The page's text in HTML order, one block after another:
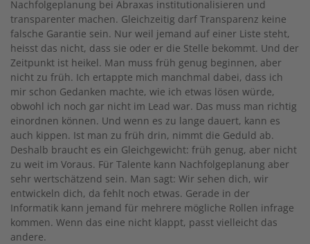
Nachfolgeplanung bei Abraxas institutionalisieren und
transparenter machen. Gleichzeitig darf Transparenz keine
falsche Garantie sein. Nur weil jemand auf einer Liste steht,
heisst das nicht, dass sie oder er die Stelle bekommt. Und der
Zeitpunkt ist heikel. Man muss früh genug beginnen, aber
nicht zu früh. Ich ertappte mich manchmal dabei, dass ich
mir schon Gedanken machte, wie ich etwas lösen würde,
obwohl ich noch gar nicht im Lead war. Das muss man richtig
einordnen können. Und wenn es zu lange dauert, kann es
auch kippen. Ist man zu früh drin, nimmt die Geduld ab.
Deshalb braucht es ein Gleichgewicht: früh genug, aber nicht
zu weit im Voraus. Für Talente kann Nachfolgeplanung aber
sehr wertschätzend sein. Man sagt: Wir sehen dich, wir
entwickeln dich, da fehlt noch etwas. Gerade in der
Informatik kann jemand für mehrere mögliche Rollen infrage
kommen. Wenn das eine nicht klappt, passt vielleicht das
andere.